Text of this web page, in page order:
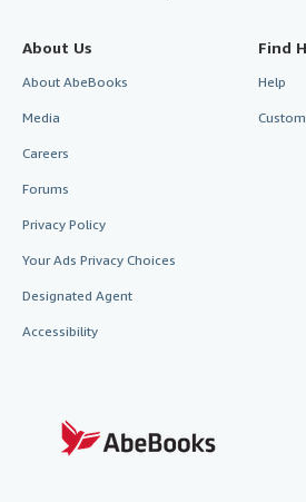
About Us
About AbeBooks
Media
Careers
Forums
Privacy Policy
Your Ads Privacy Choices
Designated Agent
Accessibility
Find
Help